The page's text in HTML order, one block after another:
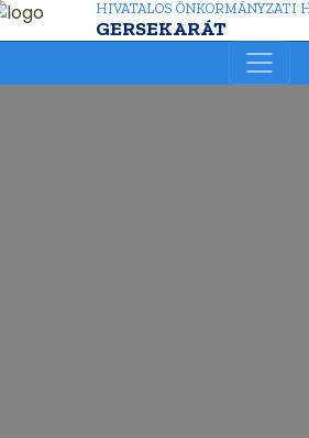
HIVATALOS ÖNKORMÁNYZATI
GERSEKARÁT